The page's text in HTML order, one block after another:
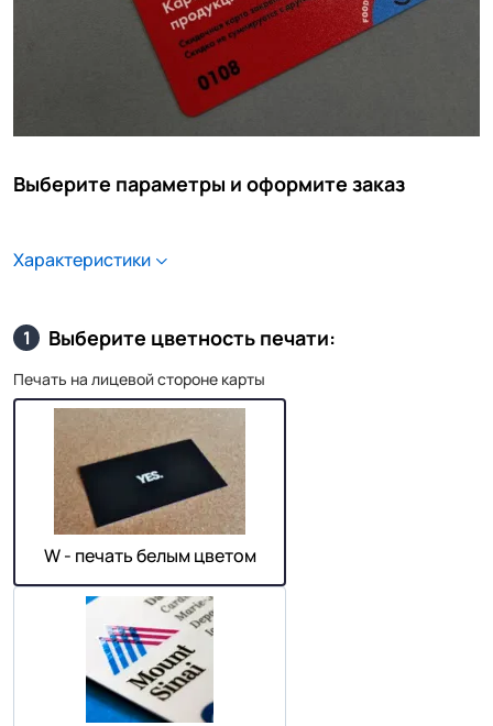
Выберите параметры и оформите заказ
Характеристики
1 Выберите цветность печати:
Печать на лицевой стороне карты
W - печать белым цветом